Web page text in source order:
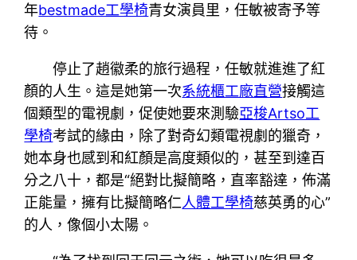
年bestmade工學椅青女演員里，任敏被寄予等
待。
停止了趙徽柔的旅行過程，任敏就進進了紅
顏的人生。這是她第一次系統櫃工廠直營接觸這
個類型的電視劇，促使她要來測驗亞梭Artso工
學椅考試的緣由，除了對奇幻類電視劇的獵奇，
她本身也感到和紅顏是高度類似的，甚至到達百
分之八十，都是“絕對比擬簡略，直率豁達，佈滿
正能量，擁有比擬簡略仁人體工學椅慈英勇的心”
的人，像個小太陽。